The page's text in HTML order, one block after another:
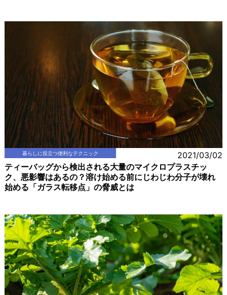
暮らしに役立つ便利なテクニック 2021/03/02
ティーバッグから検出される大量のマイクロプラスチッ
ク、悪影響はあるの？溶け始める前にじわじわ分子が壊れ
始める「ガラス転移点」の脅威とは